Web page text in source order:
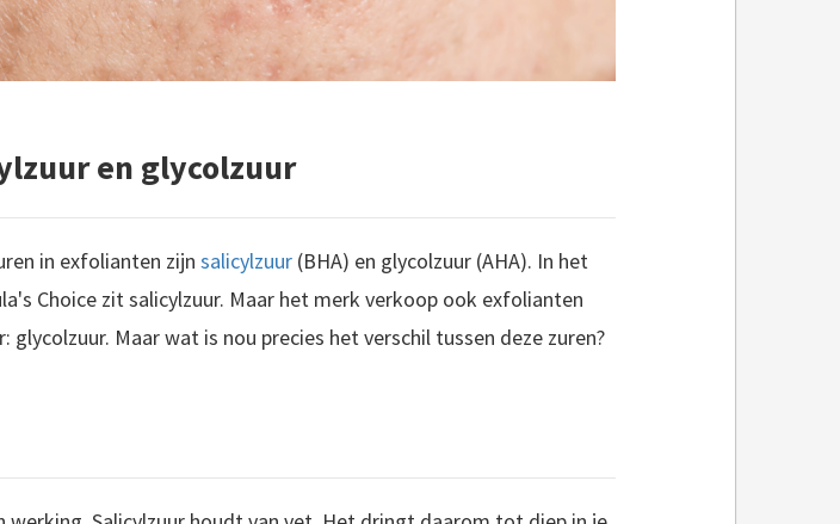
en glycolzuur
in exfolianten zijn salicylzuur (BHA) en glycolzuur (AHA). In het
Choice zit salicylzuur. Maar het merk verkoop ook exfolianten
glycolzuur. Maar wat is nou precies het verschil tussen deze zuren?